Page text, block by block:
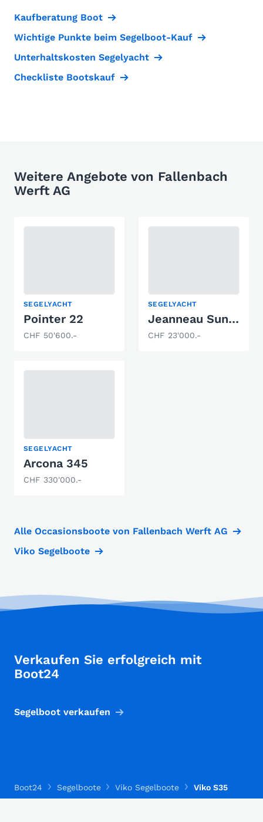
Kaufberatung Boot
Wichtige Punkte beim Segelboot-Kauf
Unterhaltskosten Segelyacht
Checkliste Bootskauf
Weitere Angebote von Fallenbach
Werft AG
SEGELYACHT
Pointer 22
CHF 50'600.-
SEGELYACHT
Jeanneau Sun Odyssey 26
CHF 23'000.-
SEGELYACHT
Arcona 345
CHF 330'000.-
Alle Occasionsboote von Fallenbach Werft AG
Viko Segelboote
Verkaufen Sie erfolgreich mit
Boot24
Segelboot verkaufen
Boot24 Segelboote Viko Segelboote Viko S35